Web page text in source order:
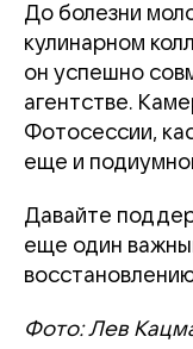
До болезни
кулинарном
он успешно
агентстве.
Фотосессии,
еще и
Давайте
еще один
Фото: Лев